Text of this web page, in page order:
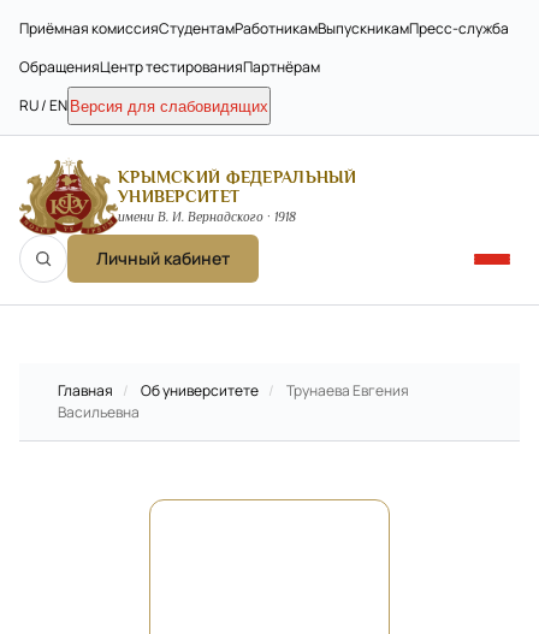
Приёмная комиссияСтудентамРаботникамВыпускникамПресс-служба
ОбращенияЦентр тестированияПартнёрам
RU / EN Версия для слабовидящих
КРЫМСКИЙ ФЕДЕРАЛЬНЫЙ
УНИВЕРСИТЕТ
имени В. И. Вернадского · 1918
Личный кабинет
Главная / Об университете /
Трунаева Евгения
Васильевна